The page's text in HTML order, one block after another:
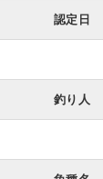
認定日
釣り人